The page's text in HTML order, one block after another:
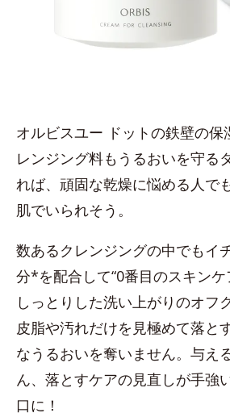
オルビスユー ドットの鉄壁の保
レンジング料もうるおいを守る
れば、頑固な乾燥に悩める人で
肌でいられそう。
数あるクレンジングの中でもイ
分*を配合して“0番目のスキンケ
しっとりした洗い上がりのオフ
皮脂や汚れだけを見極めて落と
なうるおいを奪いません。与え
ん、落とすケアの見直しが手強
口に！